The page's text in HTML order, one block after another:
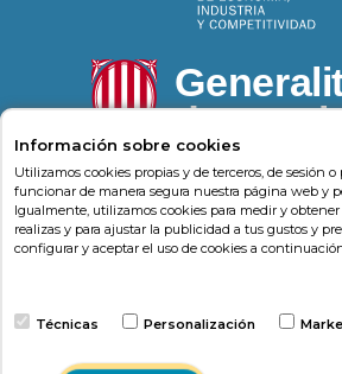
Psonríe Carrer de la Llacuna 162 08018,
(Barcelona)-Psonrie.com
Información sobre cookies
Utilizamos cookies propias y de terceros, de sesión o
funcionar de manera segura nuestra página web y
Igualmente, utilizamos cookies para medir y
realizas y para ajustar la publicidad a tus gustos y
configurar y aceptar el uso de cookies a
Técnicas Personalización